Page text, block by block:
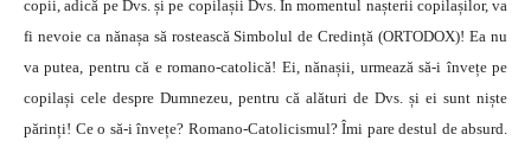
copii, adică pe Dvs. și pe copilașii Dvs. În momentul nașterii copilașilor, va
fi nevoie ca nănașa să rostească Simbolul de Credință (ORTODOX)! Ea nu
va putea, pentru că e romano-catolică! Ei, nănașii, urmează să-i învețe pe
copilași cele despre Dumnezeu, pentru că alături de Dvs. și ei sunt niște
părinți! Ce o să-i învețe? Romano-Catolicismul? Îmi pare destul de absurd.